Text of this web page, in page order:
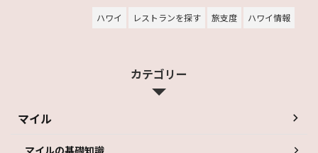
ハワイ レストランを探す 旅支度 ハワイ情報
カテゴリー
マイル
マイルの基礎知識